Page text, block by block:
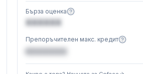
Бърза оценка
XXXXXX
Препоръчителен макс. кредит
€XXXXXX